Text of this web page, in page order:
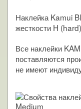
Наклейка Kamui
жесткости H
Все наклейки
поставляются
не имеют